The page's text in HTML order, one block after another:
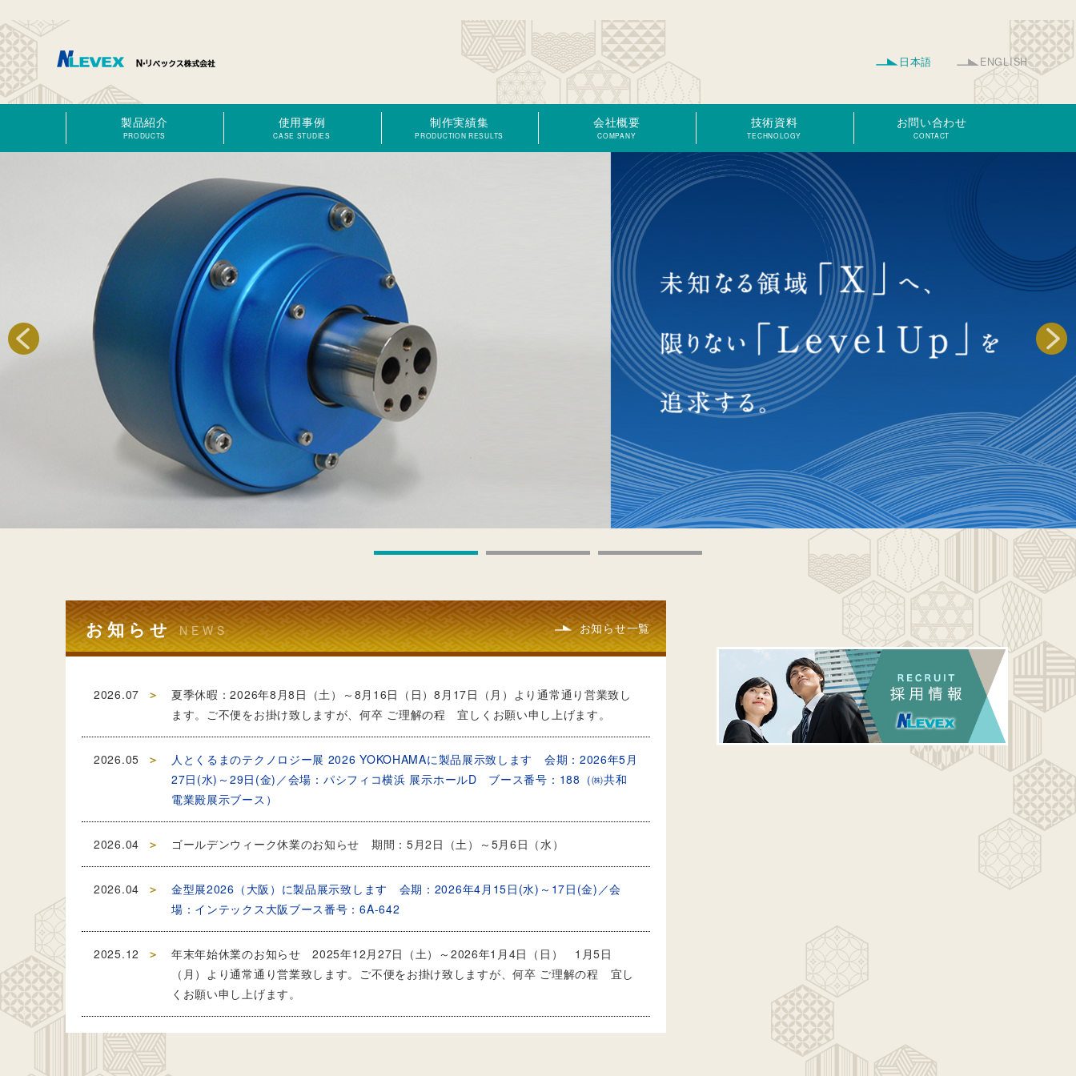
日本語 ENGLISH
製品紹介
PRODUCTS
使用事例
CASE STUDIES
制作実績集
PRODUCTION RESULTS
会社概要
COMPANY
技術資料
TECHNOLOGY
お問い合わせ
CONTACT
お知らせ NEWS お知らせ一覧
2026.07
夏季休暇：2026年8月8日（土）～8月16日（日）8月17日（月）より通常通り営業致し
ます。ご不便をお掛け致しますが、何卒 ご理解の程 宜しくお願い申し上げます。
2026.05
人とくるまのテクノロジー展 2026 YOKOHAMAに製品展示致します 会期：2026年5月
27日(水)～29日(金)／会場：パシフィコ横浜 展示ホールD ブース番号：188（㈱共和
電業殿展示ブース）
2026.04 ゴールデンウィーク休業のお知らせ 期間：5月2日（土）～5月6日（水）
2026.04
金型展2026（大阪）に製品展示致します 会期：2026年4月15日(水)～17日(金)／会
場：インテックス大阪ブース番号：6A-642
2025.12
年末年始休業のお知らせ 2025年12月27日（土）～2026年1月4日（日） 1月5日
（月）より通常通り営業致します。ご不便をお掛け致しますが、何卒 ご理解の程 宜し
くお願い申し上げます。